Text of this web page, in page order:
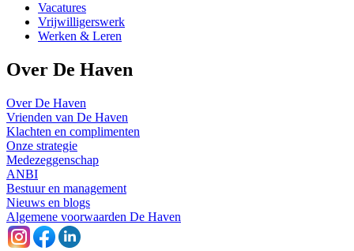
Vacatures
Vrijwilligerswerk
Werken & Leren
Over De Haven
Over De Haven
Vrienden van De Haven
Klachten en complimenten
Onze strategie
Medezeggenschap
ANBI
Bestuur en management
Nieuws en blogs
Algemene voorwaarden De Haven